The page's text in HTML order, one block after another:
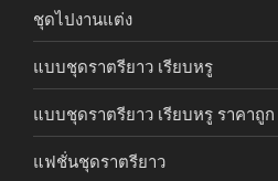
ชุดไปงานแต่ง
แบบชุดราตรียาว เรียบหรู
แบบชุดราตรียาว เรียบหรู ราคาถูก
แฟชั่นชุดราตรียาว